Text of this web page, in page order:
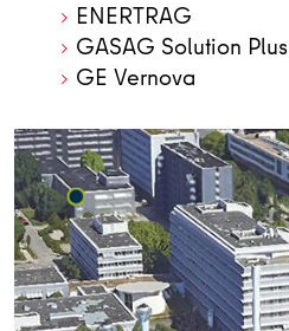
ENERTRAG
GASAG Solution Plus
GE Vernova